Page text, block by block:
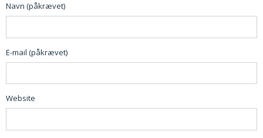
Navn (påkrævet)
E-mail (påkrævet)
Website